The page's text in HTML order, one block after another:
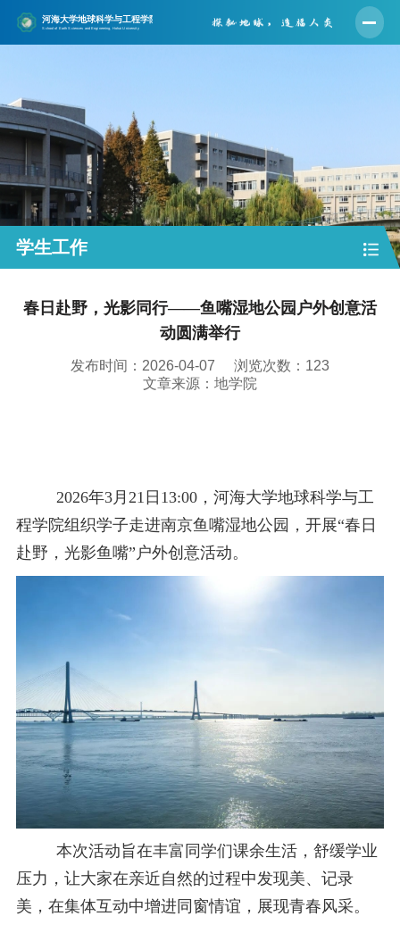
学院概况
师资队伍
人才培养
学科建设
科学研究
学生工作
学生工作
春日赴野，光影同行——鱼嘴湿地公园户外创意活
动圆满举行
发布时间：2026-04-07 浏览次数： 123
文章来源：地学院
2026年3月 21 日 13:00，河海大学地球科学与工
程学院组织学子走进南京鱼嘴湿地公园，开展“春日
赴野，光影鱼嘴”户外创意活动。
本次活动旨在丰富同学们课余生活，舒缓学业
压力，让大家在亲近自然的过程中发现美、记录
美，在集体互动中增进同窗情谊，展现青春风采。